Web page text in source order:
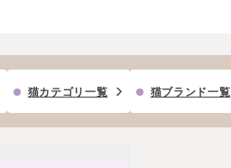
猫カテゴリ一覧 猫ブランド一覧